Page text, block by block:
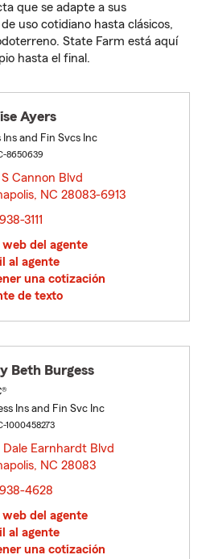
que se adapte a sus
uso cotidiano hasta clásicos,
State Farm está aquí
hasta el final.
Ayers
Ins and Fin Svcs Inc
8650639
S Cannon Blvd
NC 28083-6913
3111
del agente
al agente
una cotización
de texto
Beth Burgess
Ins and Fin Svc Inc
1000458273
Dale Earnhardt Blvd
NC 28083
4628
del agente
al agente
una cotización